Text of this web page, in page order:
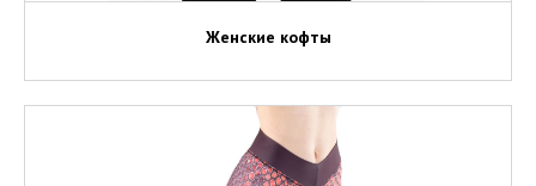
Женские кофты